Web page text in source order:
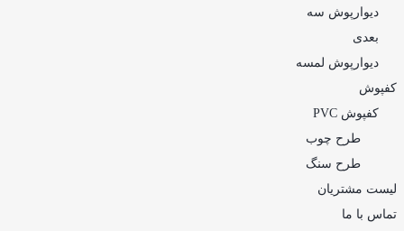
دیوارپوش سه
بعدی
دیوارپوش لمسه
کفپوش
کفپوش PVC
طرح چوب
طرح سنگ
لیست مشتریان
تماس با ما